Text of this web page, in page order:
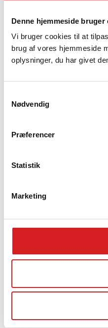
Denne hjemmeside bruger
Vi bruger cookies til at
brug af vores hjemmeside
oplysninger, du har givet
Nødvendig
Præferencer
Statistik
Marketing